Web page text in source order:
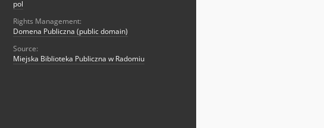
pol
Rights Management:
Domena Publiczna (public domain)
Source:
Miejska Biblioteka Publiczna w Radomiu